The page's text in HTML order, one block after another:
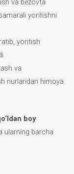
va bezovta
yoritishni
yoritish
va
nurlaridan himoya
boy
ularning barcha